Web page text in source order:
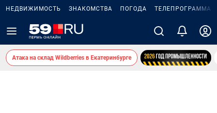
НЕДВИЖИМОСТЬ ЗНАКОМСТВА ПОГОДА ТЕЛЕПРОГРАММА
Атака на склад Wildberries в Екатеринбурге